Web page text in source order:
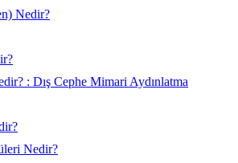
Nedir?
: Dış Cephe Mimari Aydınlatma
Nedir?